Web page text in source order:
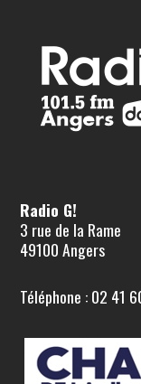
Radio G!
3 rue de la Rame
49100 Angers
Téléphone : 02 41